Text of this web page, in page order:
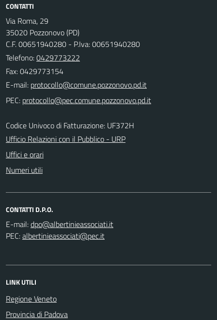
CONTATTI
Via Roma, 29
35020 Pozzonovo (PD)
C.F. 00651940280 - P.Iva: 00651940280
Telefono:0429773222
Fax: 0429773154
E-mail:
PEC:
Codice Univoco di Fatturazione: UF372H
Ufficio Relazioni con il Pubblico - URP
Uffici e orari
Numeri utili
CONTATTI D.P.O.
E-mail:
PEC:
LINK UTILI
Regione Veneto
Provincia di Padova